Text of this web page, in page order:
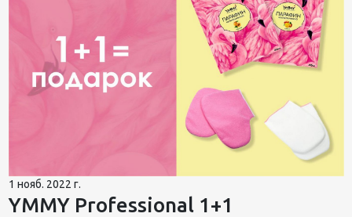
1 нояб. 2022 г.
YMMY Professional 1+1